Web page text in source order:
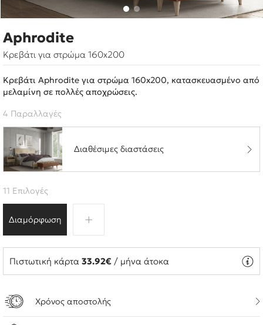
Aphrodite
Κρεβάτι για στρώμα 160x200
Κρεβάτι Aphrodite για στρώμα 160x200, κατασκευασμένο από
μελαμίνη σε πολλές αποχρώσεις.
4 Παραλλαγές
Διαθέσιμες διαστάσεις
Διαμόρφωση
11 Επιλογές
Πιστωτική κάρτα 33.92€ / μήνα άτοκα
Χρόνος αποστολής